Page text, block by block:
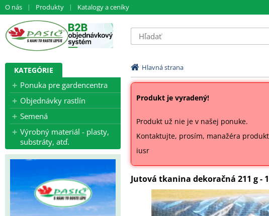
O nás Produkty Katalogy a ceníky
KATEGÓRIE
Ponuka pre gardencentra
Objednávky rastlín
Semená
Výrobný materiál - plasty,
substráty, atď.
Hlavná strana
Produkt je vyradený!
Produkt už nie je v našej ponuke.
Kontaktujte, prosím, manažéra
iusr
Jutová tkanina dekoračná 211 g -